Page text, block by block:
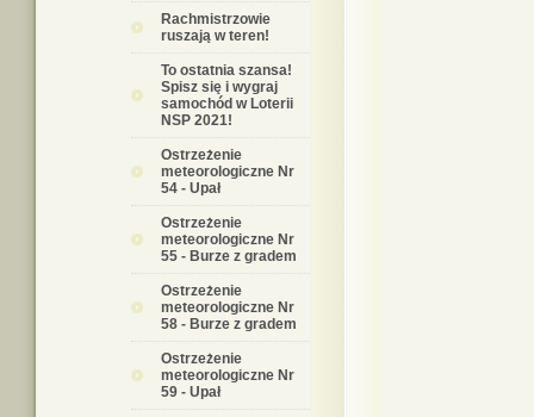
Rachmistrzowie
ruszają w teren!
To ostatnia szansa!
Spisz się i wygraj
samochód w Loterii
NSP 2021!
Ostrzeżenie
meteorologiczne Nr
54 - Upał
Ostrzeżenie
meteorologiczne Nr
55 - Burze z gradem
Ostrzeżenie
meteorologiczne Nr
58 - Burze z gradem
Ostrzeżenie
meteorologiczne Nr
59 - Upał